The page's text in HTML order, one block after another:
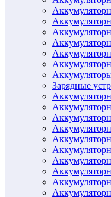
Зарядные